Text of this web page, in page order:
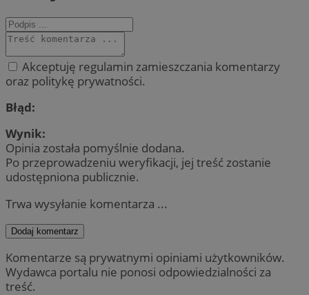
Akceptuję regulamin zamieszczania komentarzy
oraz politykę prywatności.
Błąd:
Wynik:
Opinia została pomyślnie dodana.
Po przeprowadzeniu weryfikacji, jej treść zostanie
udostępniona publicznie.
Trwa wysyłanie komentarza ...
Dodaj komentarz
Komentarze są prywatnymi opiniami użytkowników.
Wydawca portalu nie ponosi odpowiedzialności za
treść.